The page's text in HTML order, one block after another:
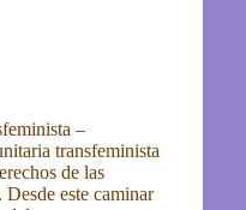
–
transfeminista
de las
este caminar